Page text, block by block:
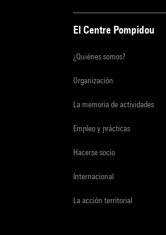
El Centre Pompidou
¿Quiénes somos?
Organización
La memoria de actividades
Empleo y prácticas
Hacerse socio
Internacional
La acción territorial